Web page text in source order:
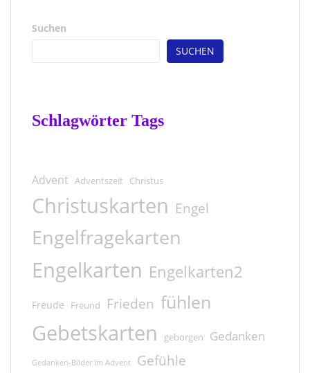
Suchen
SUCHEN
Schlagwörter Tags
Advent Adventszeit Christus
Christuskarten Engel
Engelfragekarten
Engelkarten Engelkarten2
Freude Freund Frieden fühlen
Gebetskarten geborgen Gedanken
Gedanken-Bilder im Advent Gefühle